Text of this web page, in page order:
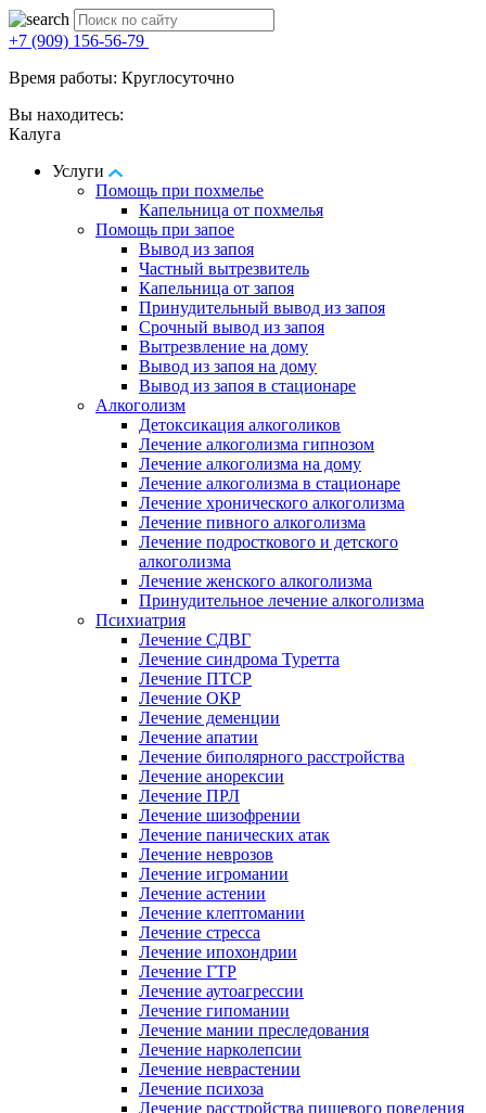
+7 (909) 156-56-79
Время работы: Круглосуточно
Вы находитесь:
Калуга
Услуги
Помощь при похмелье
Капельница от похмелья
Помощь при запое
Вывод из запоя
Частный вытрезвитель
Капельница от запоя
Принудительный вывод из запоя
Срочный вывод из запоя
Вытрезвление на дому
Вывод из запоя на дому
Вывод из запоя в стационаре
Алкоголизм
Детоксикация алкоголиков
Лечение алкоголизма гипнозом
Лечение алкоголизма на дому
Лечение алкоголизма в стационаре
Лечение хронического алкоголизма
Лечение пивного алкоголизма
Лечение подросткового и детского
алкоголизма
Лечение женского алкоголизма
Принудительное лечение алкоголизма
Психиатрия
Лечение СДВГ
Лечение синдрома Туретта
Лечение ПТСР
Лечение ОКР
Лечение деменции
Лечение апатии
Лечение биполярного расстройства
Лечение анорексии
Лечение ПРЛ
Лечение шизофрении
Лечение панических атак
Лечение неврозов
Лечение игромании
Лечение астении
Лечение клептомании
Лечение стресса
Лечение ипохондрии
Лечение ГТР
Лечение аутоагрессии
Лечение гипомании
Лечение мании преследования
Лечение нарколепсии
Лечение неврастении
Лечение психоза
Лечение расстройства пищевого поведения